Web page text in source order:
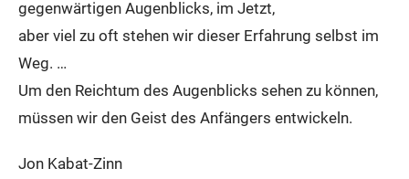
gegenwärtigen Augenblicks, im Jetzt,
aber viel zu oft stehen wir dieser Erfahrung selbst im
Weg. …
Um den Reichtum des Augenblicks sehen zu können,
müssen wir den Geist des Anfängers entwickeln.
Jon Kabat-Zinn